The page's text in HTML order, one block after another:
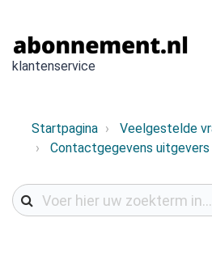
klantenservice
Startpagina
Veelgestelde
Contactgegevens uitgevers